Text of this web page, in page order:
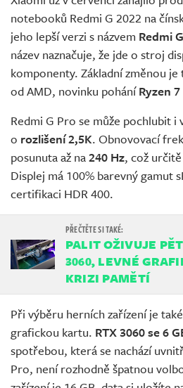
notebooků Redmi G 2022 na
jeho lepší verzi s názvem Redmi
název naznačuje, že jde o stroj
komponenty. Základní změnou
od AMD, novinku poháníRyzen
Redmi G Pro se může pochlubit
o rozlišení 2,5K. Obnovovací
posunuta až na240 Hz, což
Displej má 100% barevný gamut
certifikaci HDR 400.
PALIT OŽIVUJE
3060, LEVNÉ
KRIZI PAMĚTÍ
Při výběru herních zařízení je
grafickou kartu. RTX 3060 se 6
spotřebou, která se nachází
Pro, není rozhodně špatnou